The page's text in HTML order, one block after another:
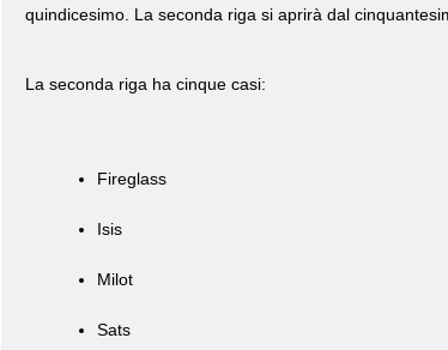
quindicesimo. La seconda riga si aprirà dal
La seconda riga ha cinque casi:
Fireglass
Isis
Milot
Sats